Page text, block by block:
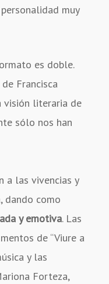
muy
es doble.
Francisca
visión literaria de
sólo nos han
a las vivencias y
dando como
y emotiva. Las
de “Viure a
y las
Forteza,